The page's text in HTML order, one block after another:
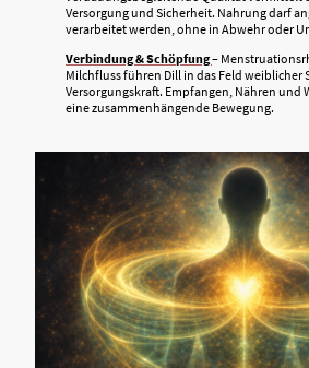
Versorgung und Sicherheit. Nahrung darf
verarbeitet werden, ohne in Abwehr oder
Verbindung & Schöpfung–
Milchfluss führen Dill in das Feld weiblicher
Versorgungskraft. Empfangen, Nähren und
eine zusammenhängende Bewegung.